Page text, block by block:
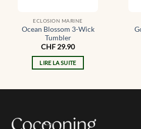
ECLOSION MARINE
Ocean Blossom 3-Wick
Tumbler
CHF 29.90
LIRE LA SUITE